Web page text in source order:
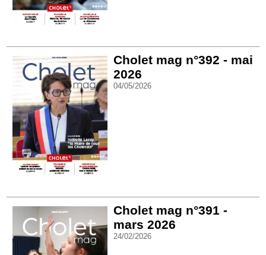
Cholet mag n°392 - mai
2026
04/05/2026
Cholet mag n°391 -
mars 2026
24/02/2026